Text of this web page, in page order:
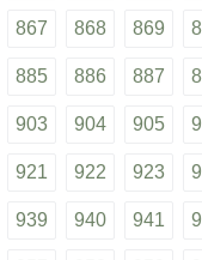
867 868 869
885 886 887
903 904 905
921 922 923
939 940 941